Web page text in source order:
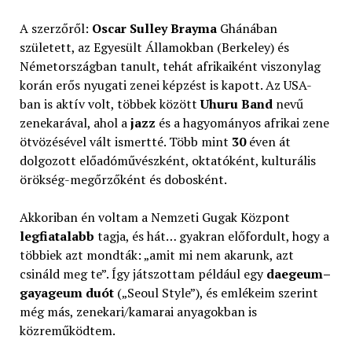
A szerzőről: Oscar Sulley BraymaGhánában
született, az Egyesült Államokban (Berkeley) és
Németországban tanult, tehát afrikaiként viszonylag
korán erős nyugati zenei képzést is kapott. Az USA-
ban is aktív volt, többek közöttUhuru Bandnevű
zenekarával, ahol ajazz és a hagyományos afrikai zene
ötvözésével vált ismertté. Több mint 30éven át
dolgozott előadóművészként, oktatóként, kulturális
örökség-megőrzőként és dobosként.
Akkoriban én voltam a Nemzeti Gugak Központ
legfiatalabb tagja, és hát… gyakran előfordult, hogy a
többiek azt mondták: „amit mi nem akarunk, azt
csináld meg te”. Így játszottam például egydaegeum–
gayageum duót(„Seoul Style”), és emlékeim szerint
még más, zenekari/kamarai anyagokban is
közreműködtem.